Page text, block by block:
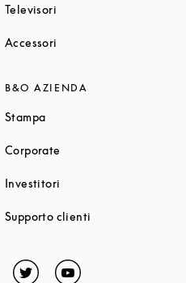
Televisori
Accessori
in New Tab
Tab
Tab
in New Tab
B&O AZIENDA
StampaLink Opens in New Tab
Corporate
Investitori
Supporto clienti
in New Tab
Opens in New Tab
TwitterLink Opens in New Tab
YouTubeLink Opens in